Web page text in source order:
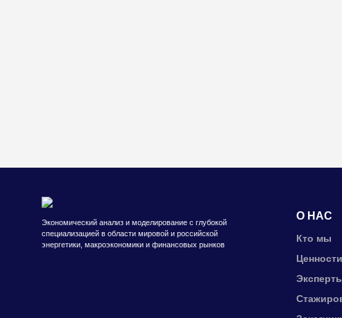
Экономический анализ и моделирование с глубокой
специализацией в области мировой и российской
энергетики, макроэкономики и финансовых рынков
О НАС
Кто мы
Ценности